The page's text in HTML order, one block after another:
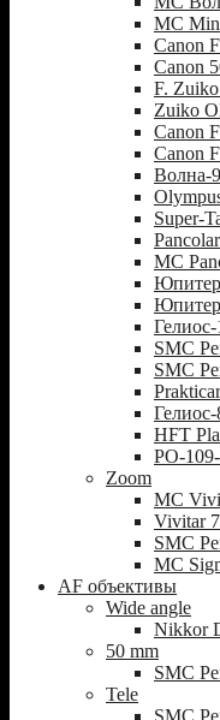
MC
Canon
Canon
F.
Zuiko
Canon
Canon
Super-
MC
SMC
SMC
HFT
РО-
Zoom
MC
Vivitar
SMC
MC
AF объективы
Wide angle
Nikkor
50 mm
SMC
Tele